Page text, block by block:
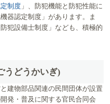
制度 」、防犯機能と防犯性能に
器認定制度」があります。ま
犯設備士制度」なども、積極的
うどうかいぎ)
建物部品関連の民間団体が設置
発・普及に関する官民合同会